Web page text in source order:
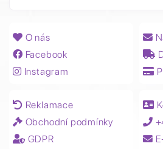
O nás
Facebook
Instagram
Reklamace
Obchodní podmínky
GDPR